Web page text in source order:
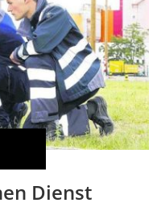
Dienst